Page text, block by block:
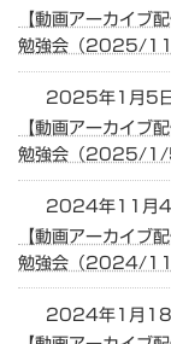
【動画アーカイブ
勉強会（2025/
2025年1月5日
【動画アーカイブ
勉強会（2025/1/
2024年11月4
【動画アーカイブ
勉強会（2024/
2024年1月18